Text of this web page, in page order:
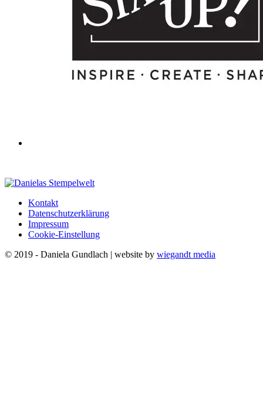
Kontakt
Datenschutzerklärung
Impressum
Cookie-Einstellung
© 2019 - Daniela Gundlach | website by wiegandt media